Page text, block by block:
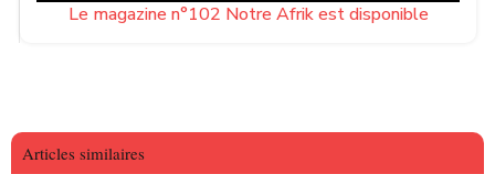
Le magazine n°102 Notre Afrik est disponible
Articles similaires